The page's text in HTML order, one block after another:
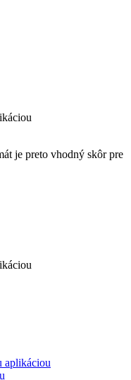
je preto vhodný skôr pre
aplikáciou